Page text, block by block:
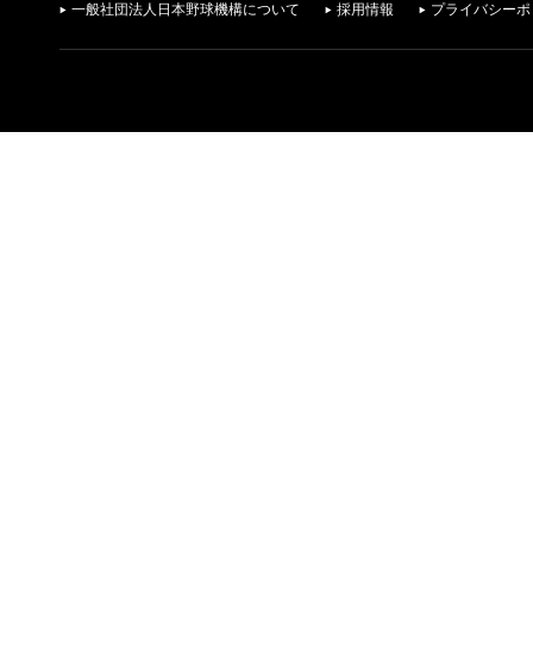
一般社団法人日本野球機構について 採用情報 プライバシー